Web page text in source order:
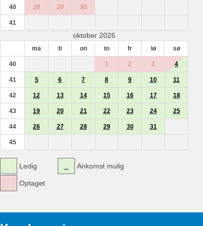
40 28 29 30
41
oktober 2026
ma ti on to fr lø sø
40 1 2 3 4
41 5 6 7 8 9 10 11
42 12 13 14 15 16 17 18
43 19 20 21 22 23 24 25
44 26 27 28 29 30 31
45
Ledig
Optaget
Ankomst mulig